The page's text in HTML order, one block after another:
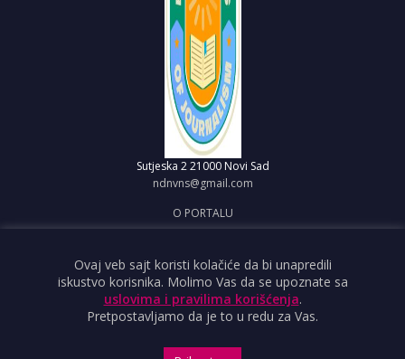
Sutjeska 2 21000 Novi Sad
ndnvns@gmail.com
O PORTALU
OBJAVI VEST
USLOVI KORIŠĆENJA
Ovaj veb sajt koristi kolačiće da bi unapredili
iskustvo korisnika. Molimo Vas da se upoznate sa
uslovima i pravilima korišćenja.
Pretpostavljamo da je to u redu za Vas.